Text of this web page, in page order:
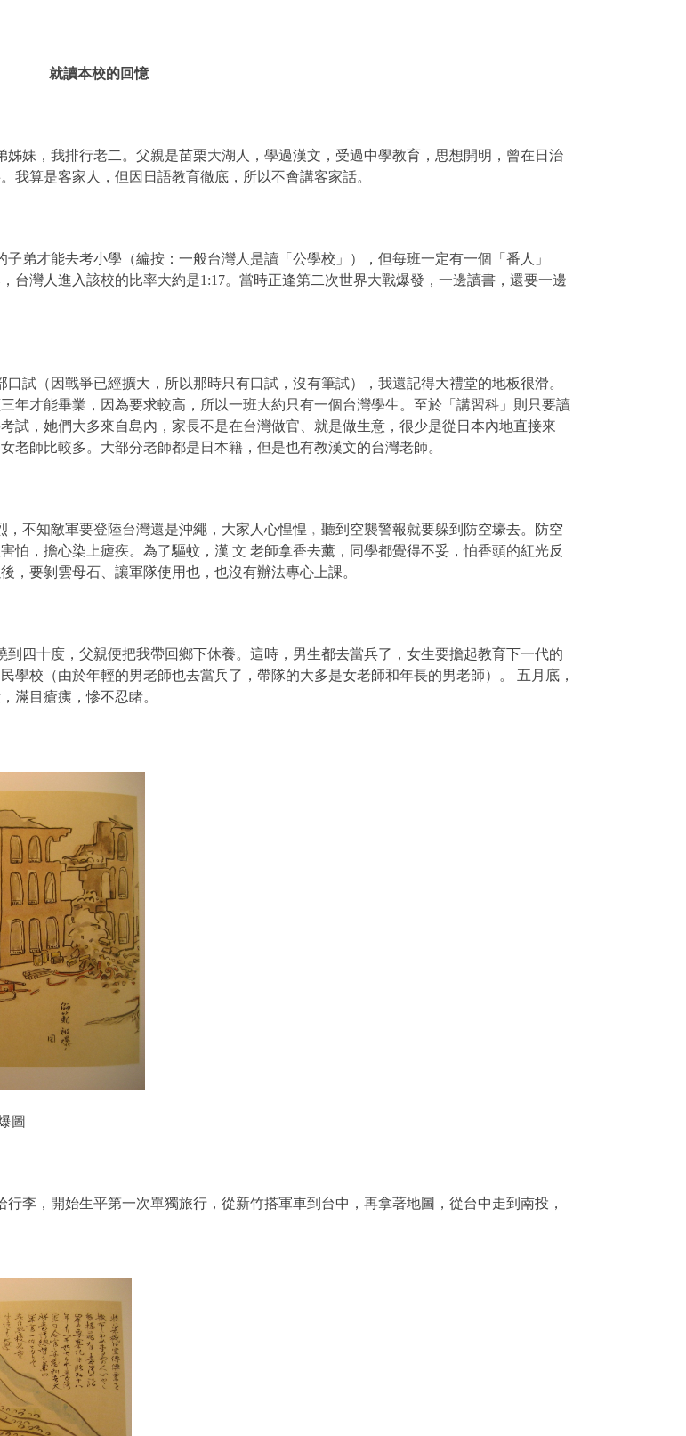
就讀本校的回憶
姊妹，我排行老二。父親是苗栗大湖人，學過漢文，受過中學教育，思想開明，曾在日治
我算是客家人，但因日語教育徹底，所以不會講客家話。
弟才能去考小學（編按：一般台灣人是讀「公學校」），但每班一定有一個「番人」
台灣人進入該校的比率大約是1:17。當時正逢第二次世界大戰爆發，一邊讀書，還要一邊
試（因戰爭已經擴大，所以那時只有口試，沒有筆試），我還記得大禮堂的地板很滑。
年才能畢業，因為要求較高，所以一班大約只有一個台灣學生。至於「講習科」則只要讀
試，她們大多來自島內，家長不是在台灣做官、就是做生意，很少是從日本內地直接來
老師比較多。大部分老師都是日本籍，但是也有教漢文的台灣老師。
不知敵軍要登陸台灣還是沖繩，大家人心惶惶﹐聽到空襲警報就要躲到防空壕去。防空
怕，擔心染上瘧疾。為了驅蚊，漢 文 老師拿香去薰，同學都覺得不妥，怕香頭的紅光反
，要剝雲母石、讓軍隊使用也，也沒有辦法專心上課。
四十度，父親便把我帶回鄉下休養。這時，男生都去當兵了，女生要擔起教育下一代的
校（由於年輕的男老師也去當兵了，帶隊的大多是女老師和年長的男老師）。
五月底，
滿目瘡痍，慘不忍睹。
圖
李，開始生平第一次單獨旅行，從新竹搭軍車到台中，再拿著地圖，從台中走到南投，